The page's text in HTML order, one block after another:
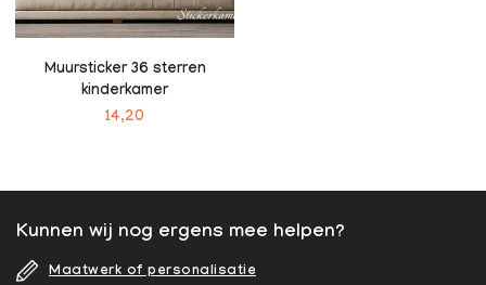
Muursticker 36 sterren
kinderkamer
14,20
Kunnen wij nog ergens mee helpen?
Maatwerk of personalisatie